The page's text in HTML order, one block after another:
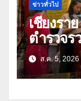
ข่าวทั่วไป
เชียงราย คืบหน้าชิงทองเชียงของ
ตำรวจร
สปป.ลา
ส.ค. 5, 2026